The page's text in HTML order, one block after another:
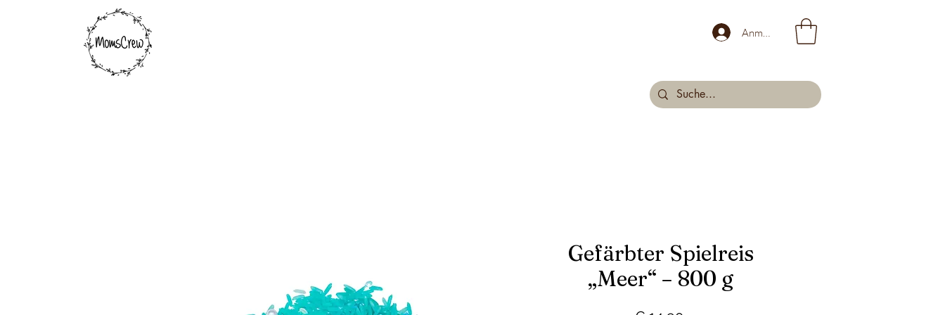
Anmelden
Gefärbter Spielreis
„Meer“ – 800 g